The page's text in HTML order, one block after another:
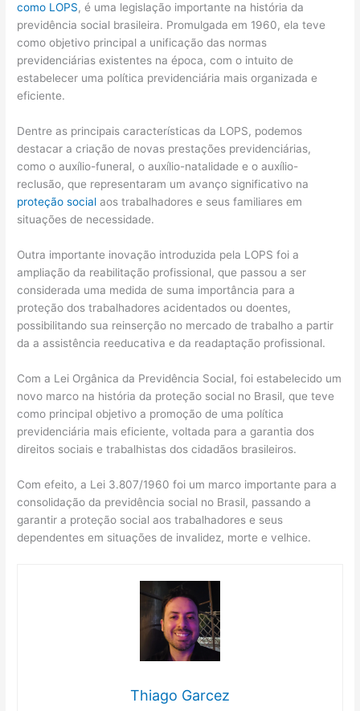
como LOPS, é uma legislação importante na história da
previdência social brasileira. Promulgada em 1960, ela teve
como objetivo principal a unificação das normas
previdenciárias existentes na época, com o intuito de
estabelecer uma política previdenciária mais organizada e
eficiente.
Dentre as principais características da LOPS, podemos
destacar a criação de novas prestações previdenciárias,
como o auxílio-funeral, o auxílio-natalidade e o auxílio-
reclusão, que representaram um avanço significativo na
proteção social aos trabalhadores e seus familiares em
situações de necessidade.
Outra importante inovação introduzida pela LOPS foi a
ampliação da reabilitação profissional, que passou a ser
considerada uma medida de suma importância para a
proteção dos trabalhadores acidentados ou doentes,
possibilitando sua reinserção no mercado de trabalho a partir
da a assistência reeducativa e da readaptação profissional.
Com a Lei Orgânica da Previdência Social, foi estabelecido um
novo marco na história da proteção social no Brasil, que teve
como principal objetivo a promoção de uma política
previdenciária mais eficiente, voltada para a garantia dos
direitos sociais e trabalhistas dos cidadãos brasileiros.
Com efeito, a Lei 3.807/1960 foi um marco importante para a
consolidação da previdência social no Brasil, passando a
garantir a proteção social aos trabalhadores e seus
dependentes em situações de invalidez, morte e velhice.
Thiago Garcez